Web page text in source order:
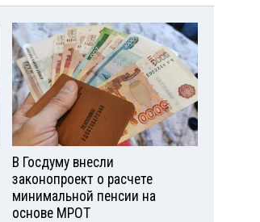
В Госдуму внесли
законопроект о расчете
минимальной пенсии на
основе МРОТ